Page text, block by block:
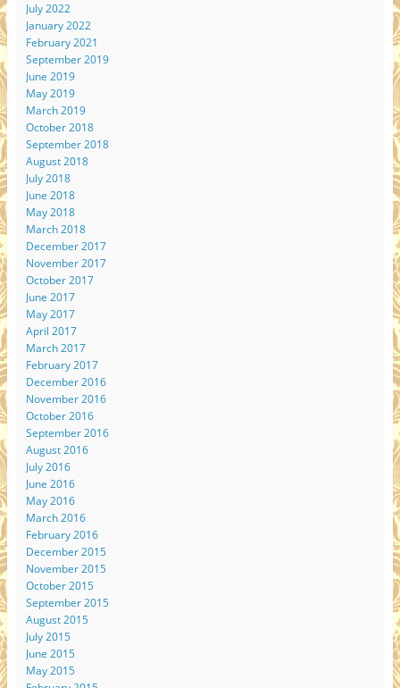
July 2022
January 2022
February 2021
September 2019
June 2019
May 2019
March 2019
October 2018
September 2018
August 2018
July 2018
June 2018
May 2018
March 2018
December 2017
November 2017
October 2017
June 2017
May 2017
April 2017
March 2017
February 2017
December 2016
November 2016
October 2016
September 2016
August 2016
July 2016
June 2016
May 2016
March 2016
February 2016
December 2015
November 2015
October 2015
September 2015
August 2015
July 2015
June 2015
May 2015